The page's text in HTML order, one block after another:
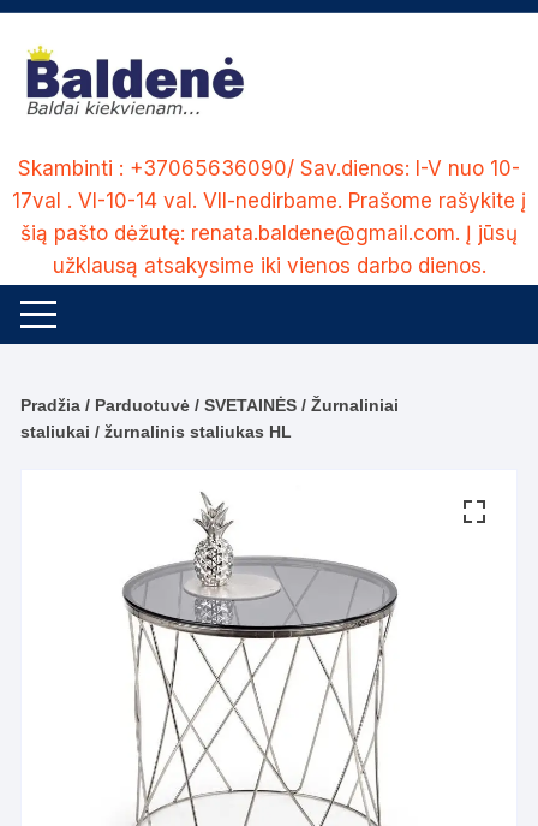
Skip
content
Skambinti : +37065636090/ Sav.dienos: I-V nuo 10-
17val . VI-10-14 val. VII-nedirbame. Prašome rašykite į
šią pašto dėžutę: renata.baldene@gmail.com. Į jūsų
užklausą atsakysime iki vienos darbo dienos.
Pradžia / Parduotuvė /SVETAINĖS /Žurnaliniai
staliukai / žurnalinis staliukas HL